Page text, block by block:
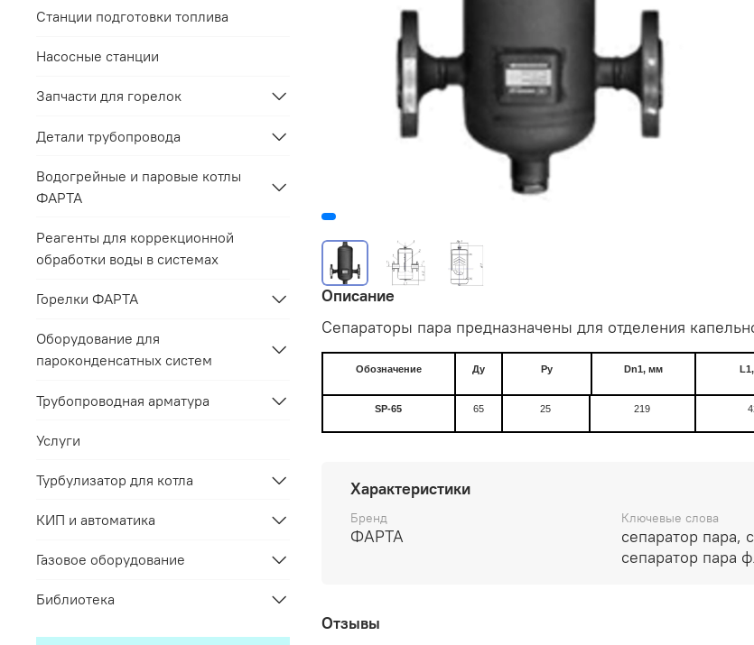
Описание
Сепараторы пара предназначены для отделения
Обозначение Ду Ру Dn1, мм L1
SP-65 65 25 219
Характеристики
Бренд
ФАРТА
Ключевые слова
сепаратор пара,
сепаратор пара
Отзывы
Станции подготовки топлива
Насосные станции
Запчасти для горелок
Детали трубопровода
Водогрейные и паровые котлы
ФАРТА
Реагенты для коррекционной
обработки воды в системах
Горелки ФАРТА
Оборудование для
пароконденсатных систем
Трубопроводная арматура
Услуги
Турбулизатор для котла
КИП и автоматика
Газовое оборудование
Библиотека